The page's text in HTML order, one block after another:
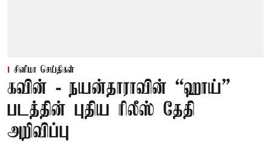
சினிமா செய்திகள்
கவின் - நயன்தாராவின் “ஹாய்”
படத்தின் புதிய ரிலீஸ் தேதி
அறிவிப்பு